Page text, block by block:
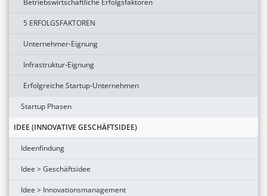
Betriebswirtschaftliche Erfolgsfaktoren
5 ERFOLGSFAKTOREN
Unternehmer-Eignung
Infrastruktur-Eignung
Erfolgreiche Startup-Unternehmen
Startup Phasen
IDEE (INNOVATIVE GESCHÄFTSIDEE)
Ideenfindung
Idee > Geschäftsidee
Idee > Innovationsmanagement